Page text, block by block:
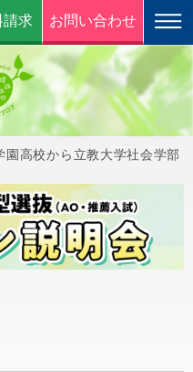
請求 お問い合わせ
園高校から立教大学社会学部